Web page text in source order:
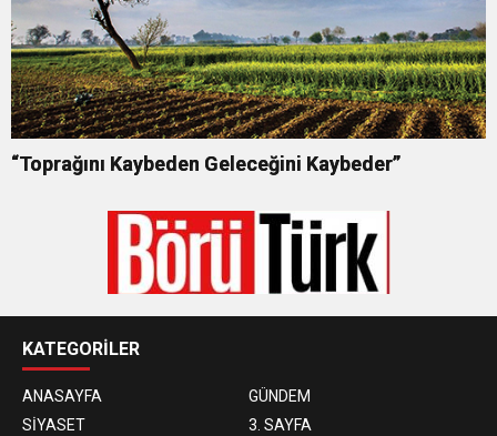
“Toprağını Kaybeden Geleceğini Kaybeder”
KATEGORİLER
ANASAYFA
GÜNDEM
SİYASET
3. SAYFA